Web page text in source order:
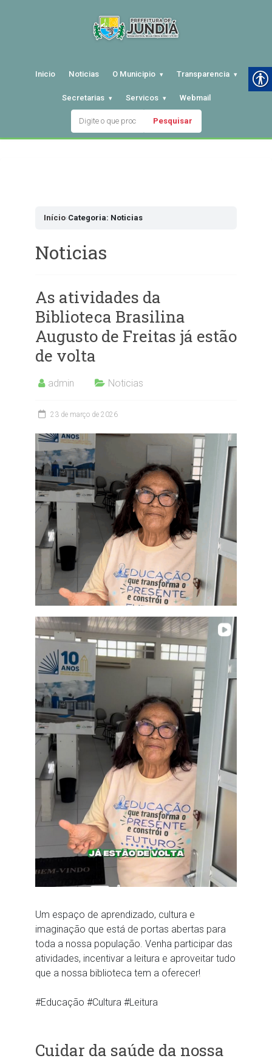
Inicio Noticias O Municipio Transparencia
Secretarias Servicos Webmail
Pesquisar
Início›Categoria: Noticias
Noticias
As atividades da
Biblioteca Brasilina
Augusto de Freitas já estão
de volta
admin Noticias
23 de março de 2026
Um espaço de aprendizado, cultura e
imaginação que está de portas abertas para
toda a nossa população. Venha participar das
atividades, incentivar a leitura e aproveitar tudo
que a nossa biblioteca tem a oferecer!
#Educação #Cultura #Leitura
Cuidar da saúde da nossa